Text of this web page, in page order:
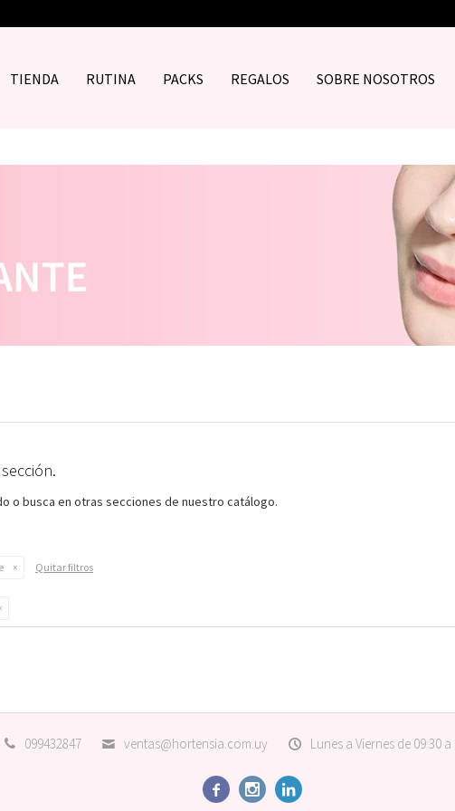
TIENDA RUTINA PACKS REGALOS SOBRE NOSOTROS
o busca en otras secciones de nuestro catálogo.
Quitar filtros
099432847 ventas@hortensia.com.uy Lunes a Viernes de 09:30 a
  